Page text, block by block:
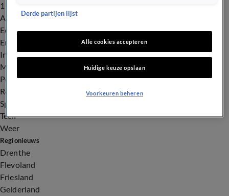
112
Advies & Tips
Economie
Entertainment
Infrastructuur
Milieu en Gezondheid
Politiek
Royalty
Sport
Tech
Weer
Regionieuws
Drenthe
Flevoland
Friesland
Gelderland
Derde partijen lijst
Alle cookies accepteren
Huidige keuze opslaan
Voorkeuren beheren